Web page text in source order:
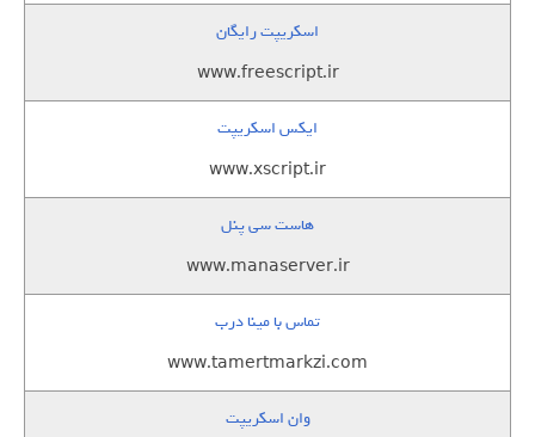
اسکریپت رایگان
www.freescript.ir
ایکس اسکریپت
www.xscript.ir
هاست سی پنل
www.manaserver.ir
تماس با مینا درب
www.tamertmarkzi.com
وان اسکریپت